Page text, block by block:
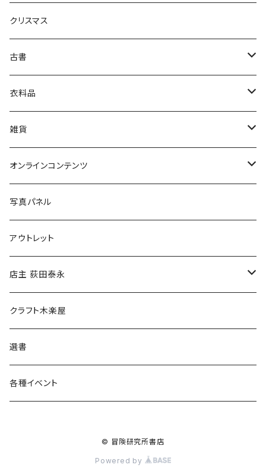
芸術・絵画・写真
絵本・児童書
娯楽・エンターテインメント
クリスマス
古書
古書セット
美術
衣料品
POLEWARDS
Tシャツ
雑貨
バッグ
ブックカバー
マグカップ
傘
食料品
その他
オンラインコンテンツ
冒険クロストーク
写真パネル
アウトレット
店主 荻田泰永
書籍
ウェア
クラフト木楽屋
選書
各種イベント
© 冒険研究所書店
Powered by